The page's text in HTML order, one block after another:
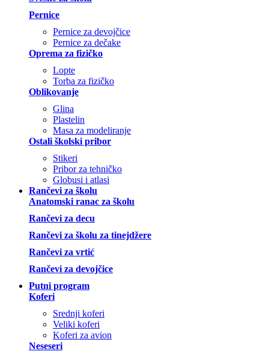
Pernice
Pernice za devojčice
Pernice za dečake
Oprema za fizičko
Lopte
Torba za fizičko
Oblikovanje
Glina
Plastelin
Masa za modeliranje
Ostali školski pribor
Stikeri
Pribor za tehničko
Globusi i atlasi
Rančevi za školu
Anatomski ranac za školu
Rančevi za decu
Rančevi za školu za tinejdžere
Rančevi za vrtić
Rančevi za devojčice
Putni program
Koferi
Srednji koferi
Veliki koferi
Koferi za avion
Neseseri